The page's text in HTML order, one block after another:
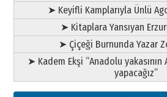
➤ Keyifli Kamplarıyla Ünlü
➤ Kitaplara Yansıyan
➤ Çiçeği Burnunda Yazar
➤ Kadem Ekşi “Anadolu yakasının
yapacağız”